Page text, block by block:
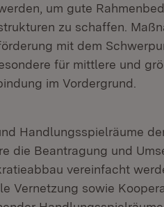
um gute
zu schaffen.
mit dem
für mittlere und
im Vordergrund.
Handlungsspielräume
die Beantragung und
vereinfacht
Vernetzung sowie